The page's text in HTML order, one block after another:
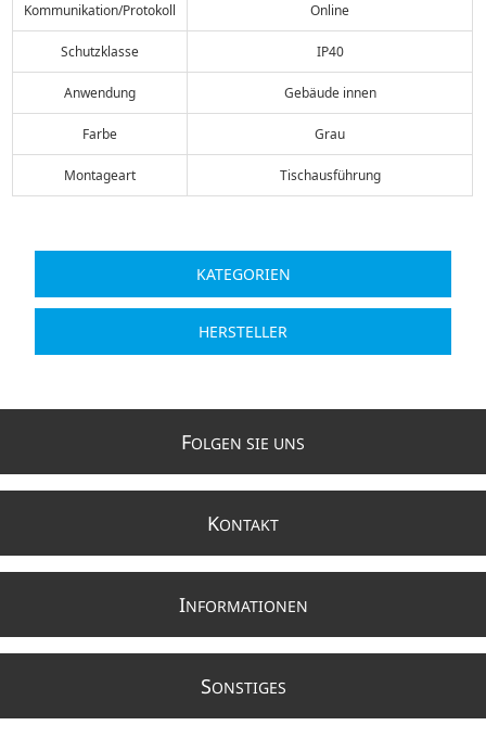
Kommunikation/Protokoll Online
Schutzklasse IP40
Anwendung Gebäude innen
Farbe Grau
Montageart Tischausführung
KATEGORIEN
HERSTELLER
FOLGEN SIE UNS
KONTAKT
INFORMATIONEN
SONSTIGES